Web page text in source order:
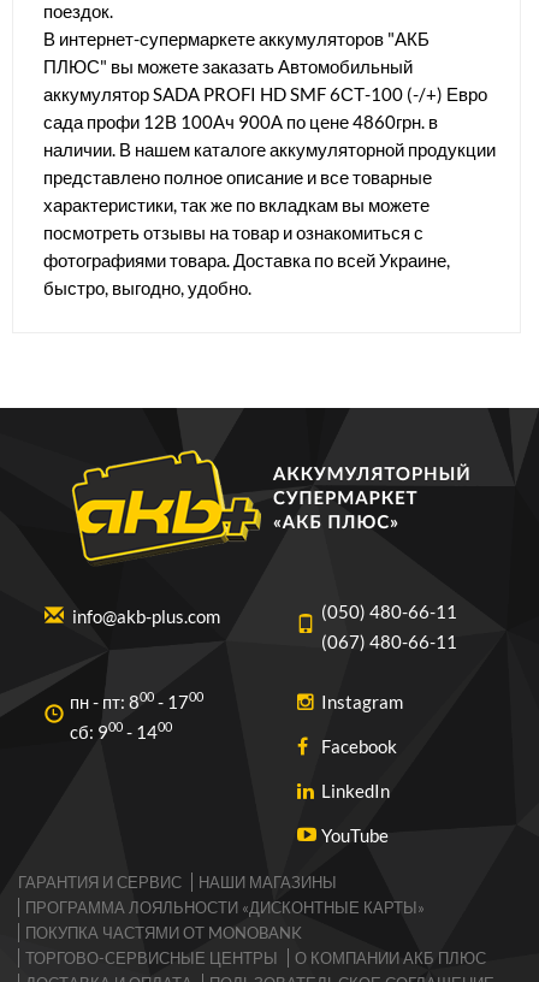
поездок.
В интернет-супермаркете аккумуляторов "АКБ
ПЛЮС" вы можете заказать Автомобильный
аккумулятор SADA PROFI HD SMF 6СТ-100 (-/+) Евро
сада профи 12В 100Ач 900А по цене 4860грн. в
наличии. В нашем каталоге аккумуляторной продукции
представлено полное описание и все товарные
характеристики, так же по вкладкам вы можете
посмотреть отзывы на товар и ознакомиться с
фотографиями товара. Доставка по всей Украине,
быстро, выгодно, удобно.
info@akb-plus.com
(050) 480-66-11
(067) 480-66-11
пн - пт: 800 - 1700
cб: 900 - 1400
Instagram
Facebook
LinkedIn
YouTube
ГАРАНТИЯ И СЕРВИС
НАШИ МАГАЗИНЫ
ПРОГРАММА ЛОЯЛЬНОСТИ «ДИСКОНТНЫЕ КАРТЫ»
ПОКУПКА ЧАСТЯМИ ОТ MONOBANK
ТОРГОВО-CЕРВИСНЫЕ ЦЕНТРЫ
О КОМПАНИИ АКБ ПЛЮС